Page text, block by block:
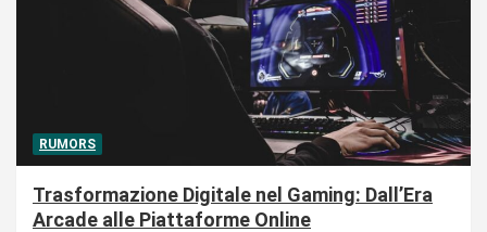
RUMORS
Trasformazione Digitale nel Gaming: Dall’Era
Arcade alle Piattaforme Online